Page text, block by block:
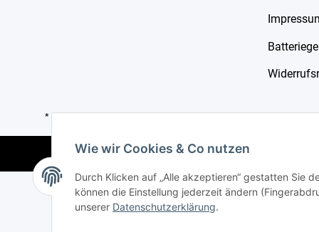
* Alle Preise inkl. gesetzlicher USt., zzgl.Versand
Wie wir Cookies & Co nutzen
Durch Klicken auf „Alle akzeptieren“ gestatten Sie
können die Einstellung jederzeit ändern
unserer Datenschutzerklärung.